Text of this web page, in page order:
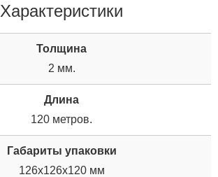
Характеристики
Толщина
2 мм.
Дли­на
120 метров.
Габариты упаковки
126x126x120 мм